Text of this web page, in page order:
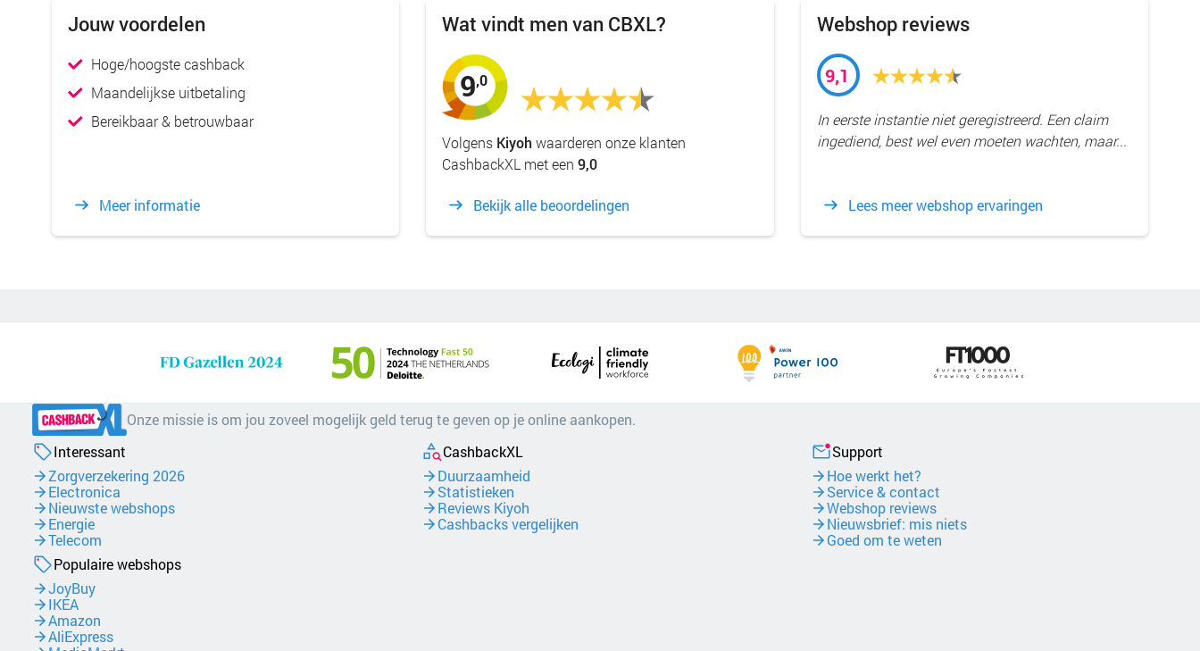
Jouw voordelen
Hoge/hoogste cashback
Maandelijkse uitbetaling
Bereikbaar & betrouwbaar
Meer informatie
Wat vindt men van CBXL?
9,0
Volgens Kiyoh waarderen onze klanten
CashbackXL met een9,0
Bekijk alle beoordelingen
Webshop reviews
9,1
In eerste instantie niet geregistreerd. Een claim
ingediend, best wel even moeten wachten, maar...
Lees meer webshop ervaringen
Onze missie is om jou zoveel mogelijk geld terug te geven op je online aankopen.
Interessant
Zorgverzekering 2026
Electronica
Nieuwste webshops
Energie
Telecom
CashbackXL
Duurzaamheid
Statistieken
Reviews Kiyoh
Cashbacks vergelijken
Support
Hoe werkt het?
Service & contact
Webshop reviews
Nieuwsbrief: mis niets
Goed om te weten
Populaire webshops
JoyBuy
IKEA
Amazon
AliExpress